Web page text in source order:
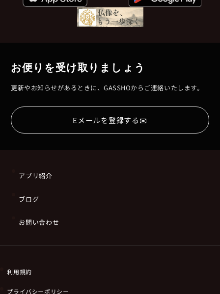
お便りを受け取りましょう
更新やお知らせがあるときに、GASSHOからご連絡いたします。
Eメールを登録する✉
アプリ紹介
ブログ
お問い合わせ
利用規約
プライバシーポリシー